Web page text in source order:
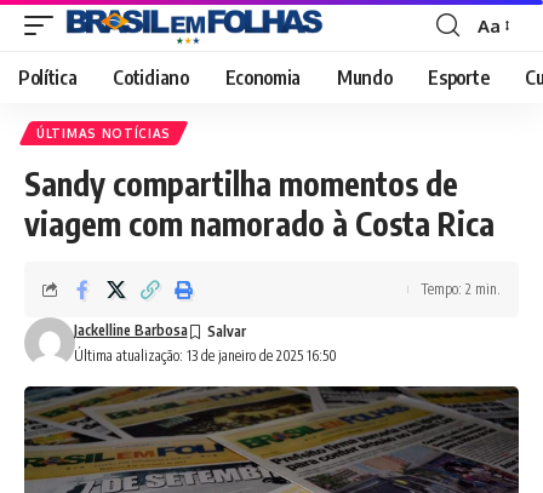
Font
Resizer
Aa
Política Cotidiano Economia Mundo Esporte
ÚLTIMAS NOTÍCIAS
Sandy compartilha momentos de
viagem com namorado à Costa Rica
Última atualização: 13 de janeiro de 2025 16:50
Jackelline Barbosa
Tempo: 2 min.